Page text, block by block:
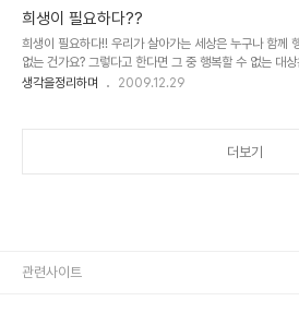
iMAX입니다..
라고 합니다. 그림을 좀 그리겠다고... 그래서 아이에게 노
건내주었고, 저는 잠시 낮잠을 잤습니다. 그러고 일어났는
제 방에 들어가 놀고 있는 건지... 덩그러니 노트북 화면보
깜빡이고 있더군요. 그래서 우선 몸을 추스리기 위해 화
와서.. ^^ 노트북에 화면을 열어 놓고 보니... 두개의 창이
희생이 필요하다??
희생이 필요하다!! 우리가 살아가는 세상은 누구나 함께
없는 건가요? 그렇다고 한다면 그 중 행복할 수 없는 대
해야만 하는 것일까요? 그래요... 만일 그 행복할 수 있는
겠다고 한다면 진정으로 나는 그를 숭배할 겁니다. 그런데
생각을정리하며 2009.12.29
더보기
관련사이트